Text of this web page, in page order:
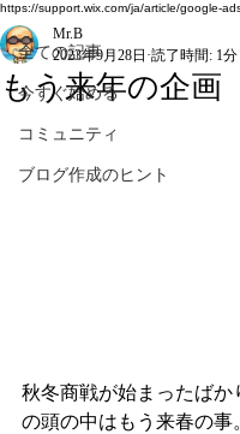
https://support.wix.com/ja/article/google-
全ての記事
今すぐ始める
コミュニティ
ブログ作成のヒント
もう来年の企画
Mr.B
2023年9月28日 読了時間: 1分
秋冬商戦が始まったばか
の頭の中はもう来春の事